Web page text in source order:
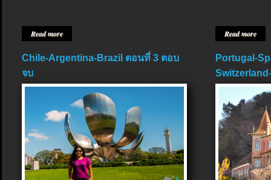
Read more Read more
Chile-Argentina-Brazil ตอนที่ 3 ตอบ
จบ
Portugal-